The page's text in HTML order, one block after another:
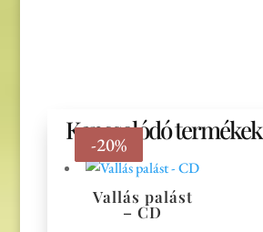
Kapcsolódó termékek
-20%
Vallás palást
– CD
-60%
-20%